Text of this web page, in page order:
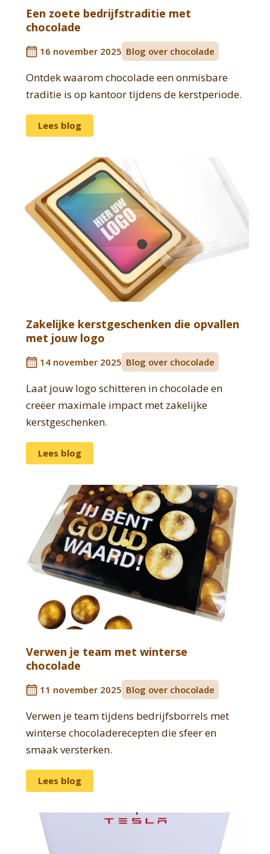
Een zoete bedrijfstraditie met
chocolade
16 november 2025 Blog over chocolade
Ontdek waarom chocolade een onmisbare
traditie is op kantoor tijdens de kerstperiode.
Lees blog
Zakelijke kerstgeschenken die opvallen
met jouw logo
14 november 2025 Blog over chocolade
Laat jouw logo schitteren in chocolade en
creëer maximale impact met zakelijke
kerstgeschenken.
Lees blog
Verwen je team met winterse
chocolade
11 november 2025 Blog over chocolade
Verwen je team tijdens bedrijfsborrels met
winterse chocoladerecepten die sfeer en
smaak versterken.
Lees blog